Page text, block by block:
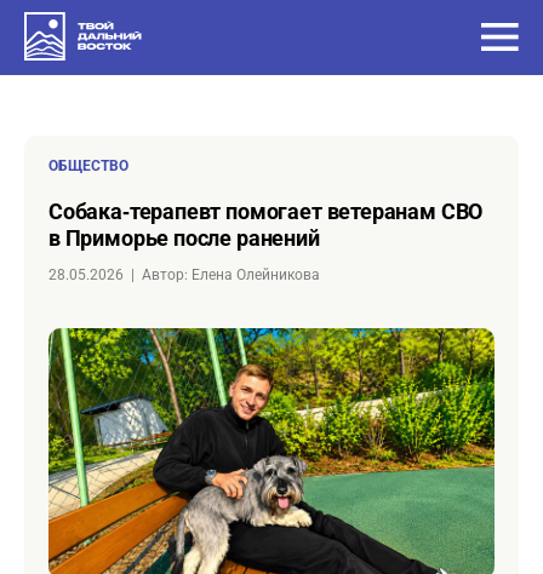
ОБЩЕСТВО
Собака‑терапевт помогает ветеранам СВО
в Приморье после ранений
28.05.2026 Автор: Елена Олейникова